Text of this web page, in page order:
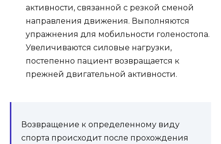
активности, связанной с резкой сменой
направления движения. Выполняются
упражнения для мобильности голеностопа.
Увеличиваются силовые нагрузки,
постепенно пациент возвращается к
прежней двигательной активности.
Возвращение к определенному виду
спорта происходит после прохождения